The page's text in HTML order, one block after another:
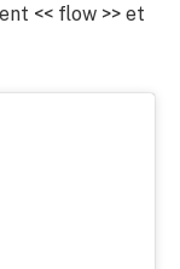
<< flow >> et